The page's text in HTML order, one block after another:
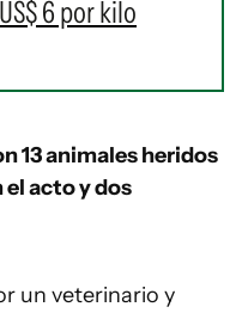
6 por kilo
13 animales heridos
acto y dos
un veterinario y